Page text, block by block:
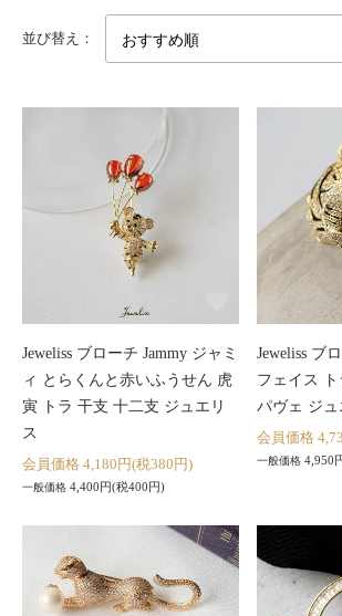
並び替え：
Jeweliss ブローチ Jammy ジャミ
ィ とらくんと赤いふうせん 虎
寅 トラ 干支 十二支 ジュエリ
ス
会員価格 4,180円(税380円)
一般価格 4,400円(税400円)
Jeweliss ブ
フェイス
パヴェ ジュ
会員価格
一般価格 4,950